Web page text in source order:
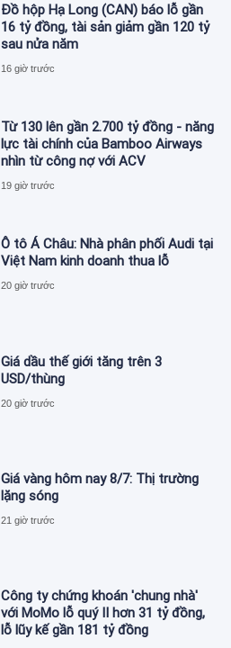
Đồ hộp Hạ Long (CAN) báo lỗ gần
16 tỷ đồng, tài sản giảm gần 120 tỷ
sau nửa năm
16 giờ trước
Từ 130 lên gần 2.700 tỷ đồng - năng
lực tài chính của Bamboo Airways
nhìn từ công nợ với ACV
19 giờ trước
Ô tô Á Châu: Nhà phân phối Audi tại
Việt Nam kinh doanh thua lỗ
20 giờ trước
Giá dầu thế giới tăng trên 3
USD/thùng
20 giờ trước
Giá vàng hôm nay 8/7: Thị trường
lặng sóng
21 giờ trước
Công ty chứng khoán 'chung nhà'
với MoMo lỗ quý II hơn 31 tỷ đồng,
lỗ lũy kế gần 181 tỷ đồng